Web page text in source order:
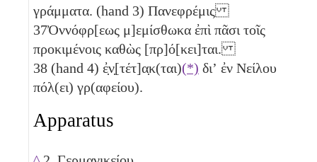
γράμματα. (hand 3) Πανεφρέμις
37Ὀννόφρ[εως μ]εμίσθωκα ἐπὶ πᾶσι τοῖς
προκιμένοις καθὼς [πρ]ό[κει]ται.
38 (hand 4) ἐ̣ν̣[τέτ]α̣κ(ται)(*) διʼ ἐν Νείλου
πόλ(ει) γρ(αφείου).
Apparatus